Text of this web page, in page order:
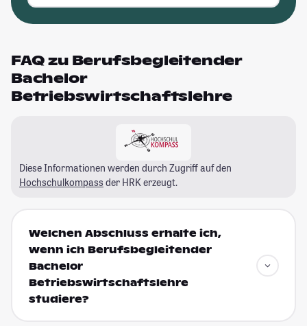
FAQ zu Berufsbegleitender
Bachelor
Betriebswirtschaftslehre
Diese Informationen werden durch Zugriff auf den
Hochschulkompass der HRK erzeugt.
Welchen Abschluss erhalte ich,
wenn ich Berufsbegleitender
Bachelor
Betriebswirtschaftslehre
studiere?